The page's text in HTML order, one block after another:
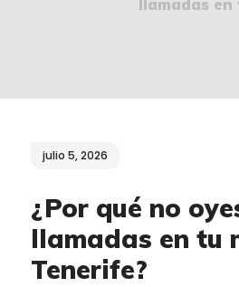
llamadas en
julio 5, 2026
¿Por qué no
llamadas en tu
Tenerife?